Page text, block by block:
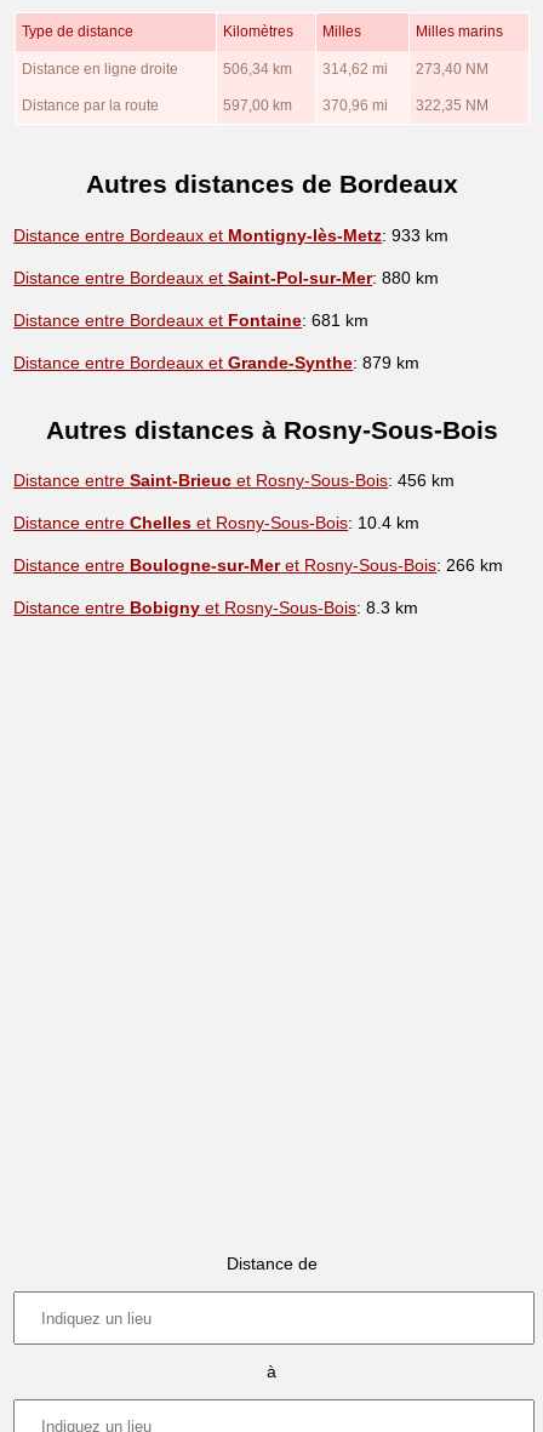
Type de distance Kilomètres Milles Milles marins
Distance en ligne droite 506,34 km 314,62 mi 273,40 NM
Distance par la route 597,00 km 370,96 mi 322,35 NM
Autres distances de Bordeaux
Distance entre Bordeaux et Montigny-lès-Metz: 933 km
Distance entre Bordeaux etSaint-Pol-sur-Mer: 880 km
Distance entre Bordeaux et Fontaine: 681 km
Distance entre Bordeaux etGrande-Synthe: 879 km
Autres distances à Rosny-Sous-Bois
Distance entreSaint-Brieuc et Rosny-Sous-Bois: 456 km
Distance entreChelles et Rosny-Sous-Bois: 10.4 km
Distance entre Boulogne-sur-Meret Rosny-Sous-Bois: 266 km
Distance entre Bobigny et Rosny-Sous-Bois: 8.3 km
Distance de
à